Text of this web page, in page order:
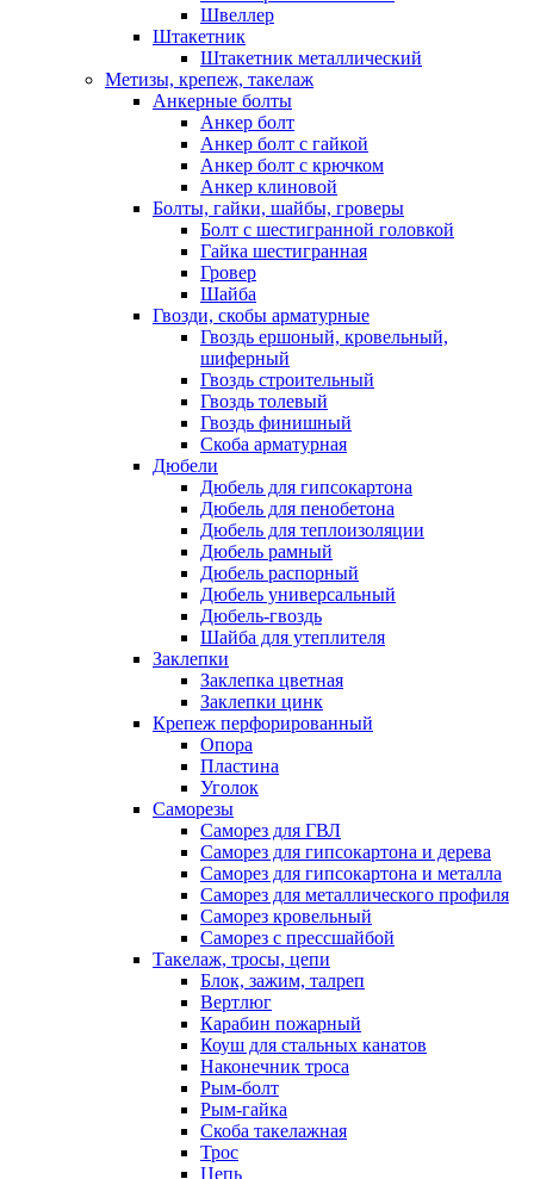
Швеллер
Штакетник
Штакетник металлический
Метизы, крепеж, такелаж
Анкерные болты
Анкер болт
Анкер болт с гайкой
Анкер болт с крючком
Анкер клиновой
Болты, гайки, шайбы, гроверы
Болт c шестигранной головкой
Гайка шестигранная
Гровер
Шайба
Гвозди, скобы арматурные
Гвоздь ершоный, кровельный,
шиферный
Гвоздь строительный
Гвоздь толевый
Гвоздь финишный
Скоба арматурная
Дюбели
Дюбель для гипсокартона
Дюбель для пенобетона
Дюбель для теплоизоляции
Дюбель рамный
Дюбель распорный
Дюбель универсальный
Дюбель-гвоздь
Шайба для утеплителя
Заклепки
Заклепка цветная
Заклепки цинк
Крепеж перфорированный
Опора
Пластина
Уголок
Саморезы
Саморез для ГВЛ
Саморез для гипсокартона и дерева
Саморез для гипсокартона и металла
Саморез для металлического профиля
Саморез кровельный
Саморез с прессшайбой
Такелаж, тросы, цепи
Блок, зажим, талреп
Вертлюг
Карабин пожарный
Коуш для стальных канатов
Наконечник троса
Рым-болт
Рым-гайка
Скоба такелажная
Трос
Цепь